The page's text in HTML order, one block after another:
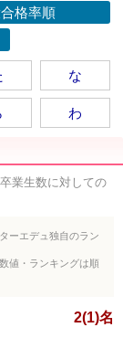
格率順
な
わ
業生数に対しての
ーエデュ独自のラン
値・ランキングは順
2(1)名